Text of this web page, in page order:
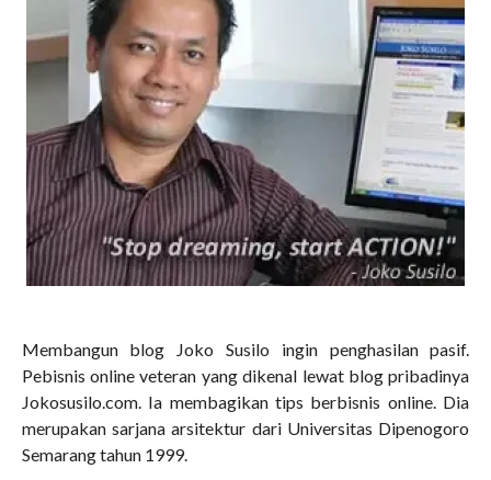
Membangun blog Joko Susilo ingin penghasilan pasif.
Pebisnis online veteran yang dikenal lewat blog pribadinya
Jokosusilo.com. Ia membagikan tips berbisnis online. Dia
merupakan sarjana arsitektur dari Universitas Dipenogoro
Semarang tahun 1999.